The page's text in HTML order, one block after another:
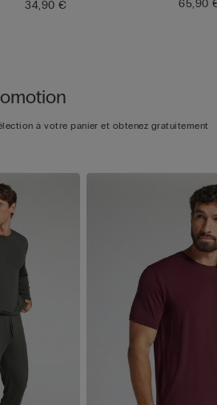
34,90 €
65,90
à votre panier et obtenez gratuitement